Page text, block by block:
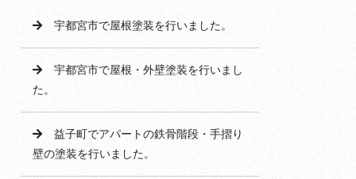
宇都宮市で屋根塗装を行いました。
宇都宮市で屋根・外壁塗装を行いまし
た。
益子町でアパートの鉄骨階段・手摺り
壁の塗装を行いました。